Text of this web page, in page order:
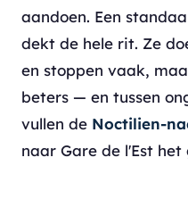
aandoen. Een
dekt de hele rit. Ze
en stoppen vaak,
beters — en tussen
vullen de Noctilien-
naar Gare de l'Est